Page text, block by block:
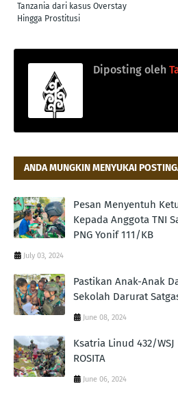
Tanzania dari kasus Overstay
Hingga Prostitusi
Diposting oleh
ANDA MUNGKIN MENYUKAI
Pesan Menyentuh
Kepada Anggota TNI
PNG Yonif 111/KB
July 03, 2024
Pastikan Anak-Anak
Sekolah Darurat
June 08, 2024
Ksatria Linud 432/
ROSITA
June 06, 2024